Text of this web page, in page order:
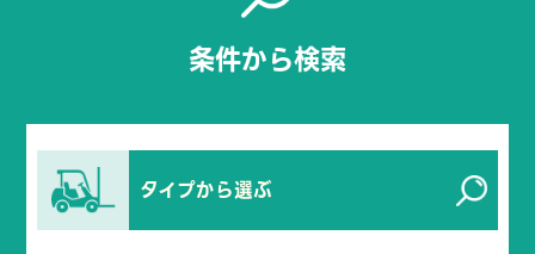
条件から検索
タイプから選ぶ